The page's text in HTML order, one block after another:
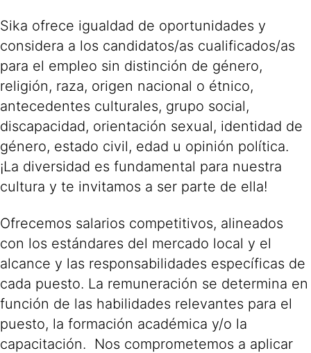
Sika ofrece igualdad de oportunidades y
considera a los candidatos/as cualificados/as
para el empleo sin distinción de género,
religión, raza, origen nacional o étnico,
antecedentes culturales, grupo social,
discapacidad, orientación sexual, identidad de
género, estado civil, edad u opinión política.
¡La diversidad es fundamental para nuestra
cultura y te invitamos a ser parte de ella!
Ofrecemos salarios competitivos, alineados
con los estándares del mercado local y el
alcance y las responsabilidades específicas de
cada puesto. La remuneración se determina en
función de las habilidades relevantes para el
puesto, la formación académica y/o la
capacitación. Nos comprometemos a aplicar